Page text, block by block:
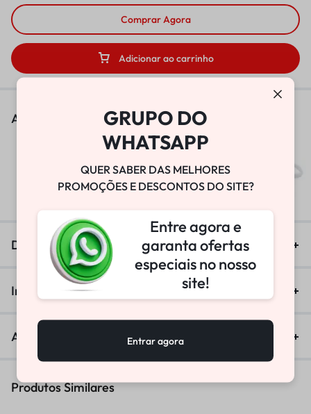
Adicionar ao carrinho
Comprar Agora
As pessoas também viram
R$25.800,00
Descrição
Informação adicional
Avaliações (0)
Produtos Similares
GRUPO DO
WHATSAPP
QUER SABER DAS MELHORES
PROMOÇÕES E DESCONTOS DO SITE?
Entre agora e
garanta ofertas
especiais no nosso
site!
Entrar agora